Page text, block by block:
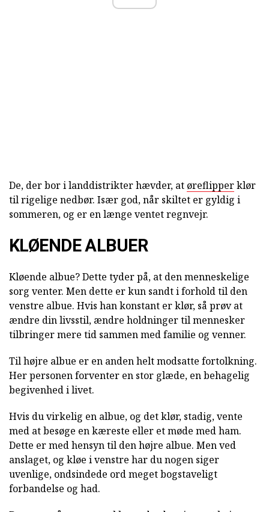
De, der bor i landdistrikter hævder, at øreflipperklør
til rigelige nedbør. Især god, når skiltet er gyldig i
sommeren, og er en længe ventet regnvejr.
KLØENDE ALBUER
Kløende albue? Dette tyder på, at den menneskelige
sorg venter. Men dette er kun sandt i forhold til den
venstre albue. Hvis han konstant er klør, så prøv at
ændre din livsstil, ændre holdninger til mennesker
tilbringer mere tid sammen med familie og venner.
Til højre albue er en anden helt modsatte fortolkning.
Her personen forventer en stor glæde, en behagelig
begivenhed i livet.
Hvis du virkelig en albue, og det klør, stadig, vente
med at besøge en kæreste eller et møde med ham.
Dette er med hensyn til den højre albue. Men ved
anslaget, og kløe i venstre har du nogen siger
uvenlige, ondsindede ord meget bogstaveligt
forbandelse og had.